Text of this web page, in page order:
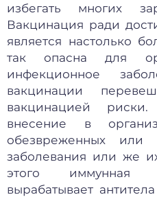
избегать многих
Вакцинация ради
является настолько
так опасна для
инфекционное
вакцинации
вакцинацией
внесение в
обезвреженных или
заболевания или же
этого иммунная
вырабатывает